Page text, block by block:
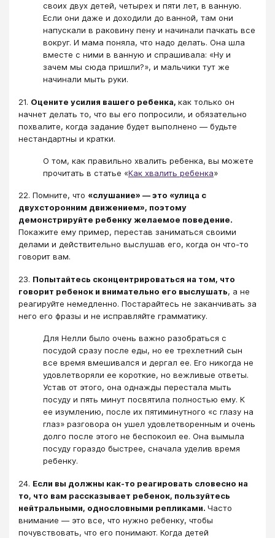
своих двух детей, четырех и пяти лет, в ванную.
Если они даже и доходили до ванной, там они
напускали в раковину пену и начинали пачкать все
вокруг. И мама поняла, что надо делать. Она шла
вместе с ними в ванную и спрашивала: «Ну и
зачем мы сюда пришли?», и мальчики тут же
начинали мыть руки.
21. Оцените усилия вашего ребенка, как только он
начнет делать то, что вы его попросили, и обязательно
похвалите, когда задание будет выполнено — будьте
нестандартны и кратки.
О том, как правильно хвалить ребенка, вы можете
прочитать в статье «Как хвалить ребенка»
22. Помните, что «слушание» — это «улица с
двухсторонним движением», поэтому
демонстрируйте ребенку желаемое поведение.
Покажите ему пример, перестав заниматься своими
делами и действительно выслушав его, когда он что-то
говорит вам.
23. Попытайтесь сконцентрироваться на том, что
говорит ребенок и внимательно его выслушать, а не
реагируйте немедленно. Постарайтесь не заканчивать за
него его фразы и не исправляйте грамматику.
Для Нелли было очень важно разобраться с
посудой сразу после еды, но ее трехлетний сын
все время вмешивался и дергал ее. Его никогда не
удовлетворяли ее короткие, но вежливые ответы.
Устав от этого, она однажды перестала мыть
посуду и пять минут посвятила полностью ему. К
ее изумлению, после их пятиминутного «с глазу на
глаз» разговора он ушел удовлетворенным и очень
долго после этого не беспокоил ее. Она вымыла
посуду гораздо быстрее, сначала уделив время
ребенку.
24. Если вы должны как-то реагировать словесно на
то, что вам рассказывает ребенок, пользуйтесь
нейтральными, однословными репликами. Часто
внимание — это все, что нужно ребенку, чтобы
почувствовать, что его понимают. Когда детей